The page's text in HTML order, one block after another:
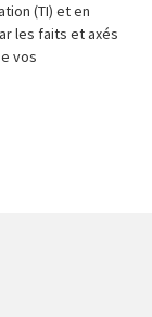
(TI) et en
les faits et axés
vos